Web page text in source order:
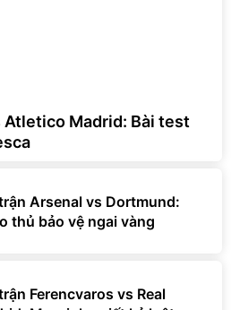
Atletico Madrid: Bài test
Arsenal vs Dortmund:
thủ bảo vệ ngai vàng
Ferencvaros vs Real